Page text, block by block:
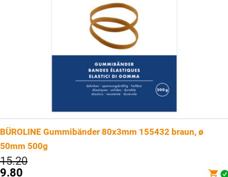
BÜROLINE Gummibänder 80x3mm 155432 braun, ø
50mm 500g
15.20Ursprünglicher
9.80